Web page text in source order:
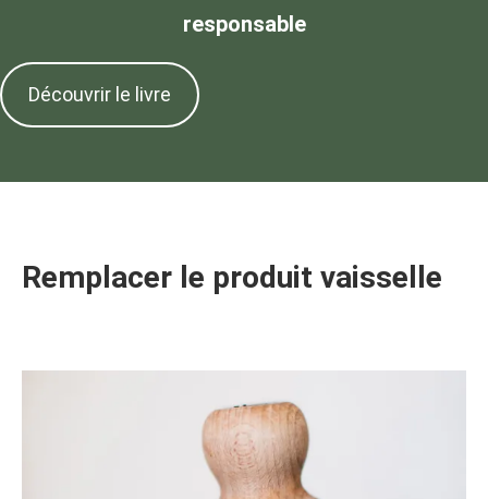
responsable
Découvrir le livre
Remplacer le produit vaisselle